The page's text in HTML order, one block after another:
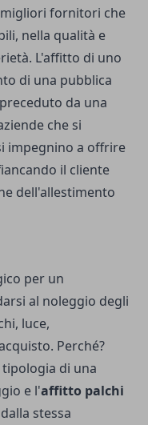
fornitori che
nella qualità e
L'affitto di uno
di una pubblica
da una
che si
impegnino a offrire
il cliente
dell'allestimento
per un
al noleggio degli
luce,
Perché?
di una
e l'affitto palchi
stessa